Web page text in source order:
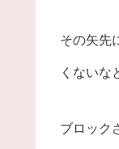
その矢先
くないな
ブロック